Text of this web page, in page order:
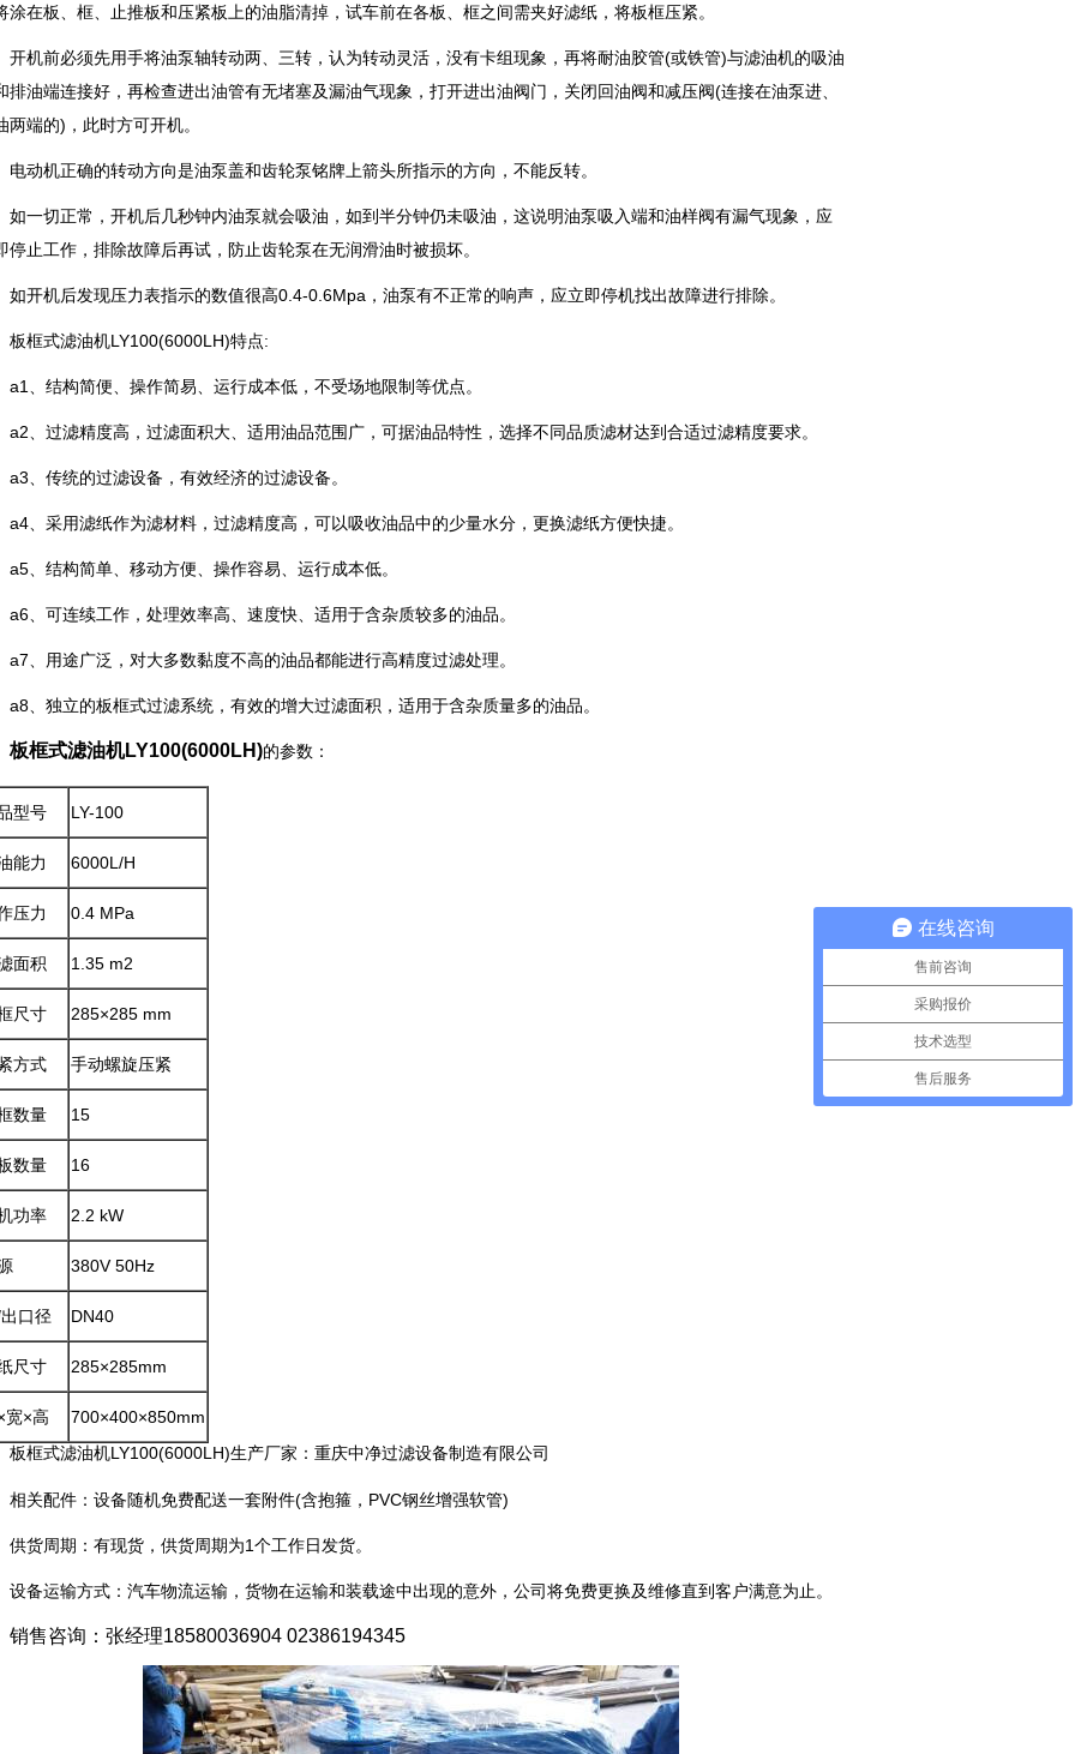
涂在板、框、止推板和压紧板上的油脂清掉，试车前在各板、框之间需夹好滤纸，将板框压紧。
前必须先用手将油泵轴转动两、三转，认为转动灵活，没有卡组现象，再将耐油胶管(或铁管)与滤油机的吸油
排油端连接好，再检查进出油管有无堵塞及漏油气现象，打开进出油阀门，关闭回油阀和减压阀(连接在油泵进、
两端的)，此时方可开机。
机正确的转动方向是油泵盖和齿轮泵铭牌上箭头所指示的方向，不能反转。
切正常，开机后几秒钟内油泵就会吸油，如到半分钟仍未吸油，这说明油泵吸入端和油样阀有漏气现象，应
停止工作，排除故障后再试，防止齿轮泵在无润滑油时被损坏。
机后发现压力表指示的数值很高0.4-0.6Mpa，油泵有不正常的响声，应立即停机找出故障进行排除。
框式滤油机LY100(6000LH)特点:
、结构简便、操作简易、运行成本低，不受场地限制等优点。
、过滤精度高，过滤面积大、适用油品范围广，可据油品特性，选择不同品质滤材达到合适过滤精度要求。
、传统的过滤设备，有效经济的过滤设备。
、采用滤纸作为滤材料，过滤精度高，可以吸收油品中的少量水分，更换滤纸方便快捷。
、结构简单、移动方便、操作容易、运行成本低。
、可连续工作，处理效率高、速度快、适用于含杂质较多的油品。
、用途广泛，对大多数黏度不高的油品都能进行高精度过滤处理。
、独立的板框式过滤系统，有效的增大过滤面积，适用于含杂质量多的油品。
板框式滤油机LY100(6000LH)的参数：
型号 LY-100
能力 6000L/H
压力 0.4 MPa
面积 1.35 m2
尺寸 285×285 mm
方式 手动螺旋压紧
数量 15
数量 16
功率 2.2 kW
380V 50Hz
口径 DN40
尺寸 285×285mm
宽×高
700×400×850mm
框式滤油机LY100(6000LH)生产厂家：重庆中净过滤设备制造有限公司
关配件：设备随机免费配送一套附件(含抱箍，PVC钢丝增强软管)
货周期：有现货，供货周期为1个工作日发货。
运输方式：汽车物流运输，货物在运输和装载途中出现的意外，公司将免费更换及维修直到客户满意为止。
销售咨询：张经理18580036904 02386194345
在线咨询
售前咨询
采购报价
技术选型
售后服务